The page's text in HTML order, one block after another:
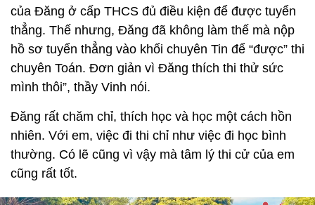
của Đăng ở cấp THCS đủ điều kiện để được tuyển
thẳng. Thế nhưng, Đăng đã không làm thế mà nộp
hồ sơ tuyển thẳng vào khối chuyên Tin để “được” thi
chuyên Toán. Đơn giản vì Đăng thích thi thử sức
mình thôi”, thầy Vinh nói.
Đăng rất chăm chỉ, thích học và học một cách hồn
nhiên. Với em, việc đi thi chỉ như việc đi học bình
thường. Có lẽ cũng vì vậy mà tâm lý thi cử của em
cũng rất tốt.